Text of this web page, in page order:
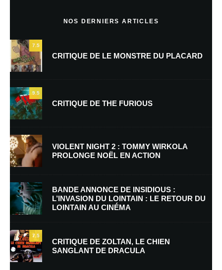
Nom*
E-mail
Enregistrer mon nom, mon e-mail et mon site dans le navigateur pour
mon prochain commentaire.
Prévenez-moi de tous les nouveaux commentaires par e-mail.
Prévenez-moi de tous les nouveaux articles par e-mail.
NOS DERNIERS ARTICLES
7.5
CRITIQUE DE LE MONSTRE DU PLACARD
9.5
CRITIQUE DE THE FURIOUS
VIOLENT NIGHT 2 : TOMMY WIRKOLA
PROLONGE NOËL EN ACTION
BANDE ANNONCE DE INSIDIOUS :
L’INVASION DU LOINTAIN : LE RETOUR DU
LOINTAIN AU CINÉMA
7.5
CRITIQUE DE ZOLTAN, LE CHIEN
SANGLANT DE DRACULA